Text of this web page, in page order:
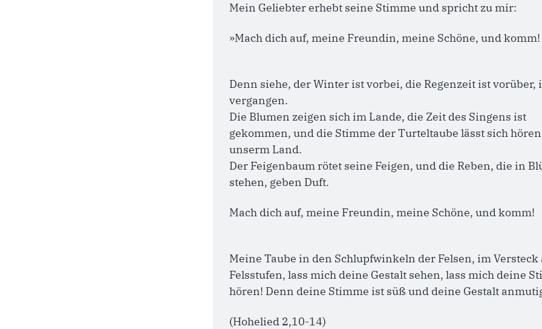
Mein Geliebter erhebt seine Stimme und spricht zu mir:
»Mach dich auf, meine Freundin, meine Schöne, und komm!
Denn siehe, der Winter ist vorbei, die Regenzeit ist vorüber,
vergangen.
Die Blumen zeigen sich im Lande, die Zeit des Singens ist
gekommen, und die Stimme der Turteltaube lässt sich
unserm Land.
Der Feigenbaum rötet seine Feigen, und die Reben, die in
stehen, geben Duft.
Mach dich auf, meine Freundin, meine Schöne, und komm!
Meine Taube in den Schlupfwinkeln der Felsen, im Versteck
Felsstufen, lass mich deine Gestalt sehen, lass mich deine
hören! Denn deine Stimme ist süß und deine Gestalt
(Hohelied 2,10-14)